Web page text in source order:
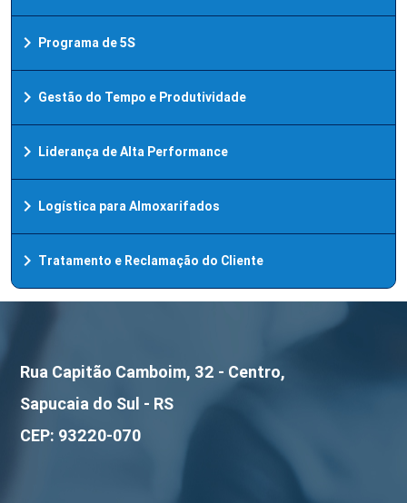
chevron_right Programa de 5S
chevron_right Gestão do Tempo e Produtividade
chevron_right Liderança de Alta Performance
chevron_right Logística para Almoxarifados
chevron_right Tratamento e Reclamação do Cliente
Rua Capitão Camboim, 32 - Centro,
Sapucaia do Sul - RS
CEP: 93220-070